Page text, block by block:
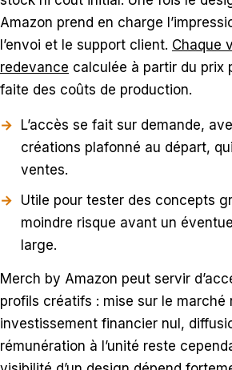
Amazon prend en charge
l’envoi et le support client. Chaque
redevance calculée à partir du prix
faite des coûts de production.
L’accès se fait sur demande,
créations plafonné au départ,
ventes.
Utile pour tester des concepts
moindre risque avant un
large.
Merch by Amazon peut servir
profils créatifs : mise sur le marché
investissement financier nul,
rémunération à l’unité reste